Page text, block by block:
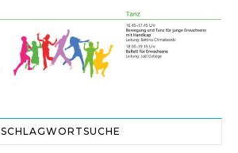
SCHLAGWORTSUCHE